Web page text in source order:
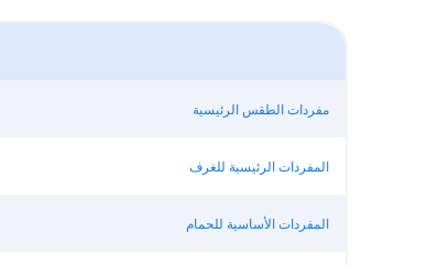
مفردات الطقس الرئيسية
المفردات الرئيسية للغرف
المفردات الأساسية للحمام